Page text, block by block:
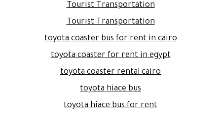
Tourist Transportation
Tourist Transportation
toyota coaster bus for rent in cairo
toyota coaster for rent in egypt
toyota coaster rental cairo
toyota hiace bus
toyota hiace bus for rent